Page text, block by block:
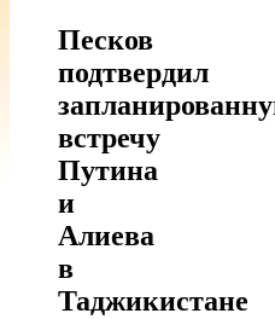
Песков
подтвердил
встречу
Путина
и
Алиева
в
Таджикистане